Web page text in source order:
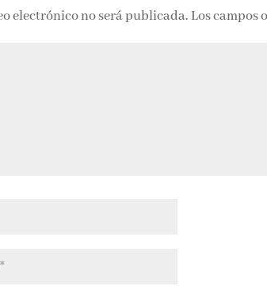
electrónico no será publicada. Los campos